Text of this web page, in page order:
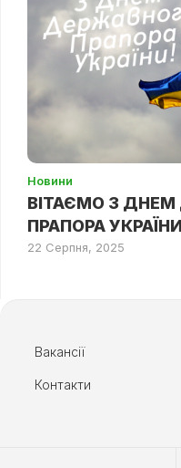
Новини
ВІТАЄМО З
ПРАПОРА
22 Серпня, 2025
Вакансії
Контакти